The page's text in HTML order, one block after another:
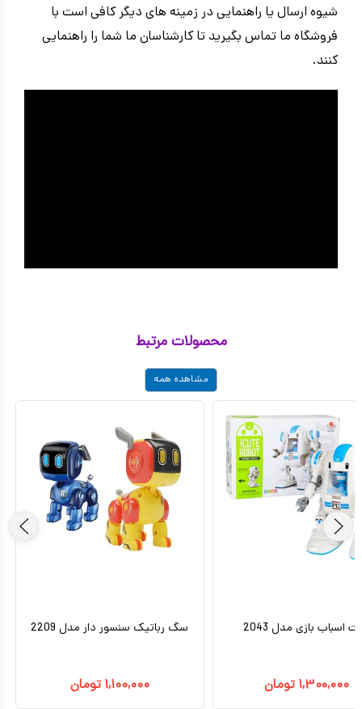
شیوه ارسال یا راهنمایی در زمینه های دیگر کافی است با
فروشگاه ما تماس بگیرید تا کارشناسان ما شما را راهنمایی
کنند.
محصولات مرتبط
مشاهده همه
سگ رباتیک سنسور دار مدل 2209
۱,۱۰۰,۰۰۰ تومان
اسباب بازی مدل 2043
۱,۳۰۰,۰۰۰ تومان